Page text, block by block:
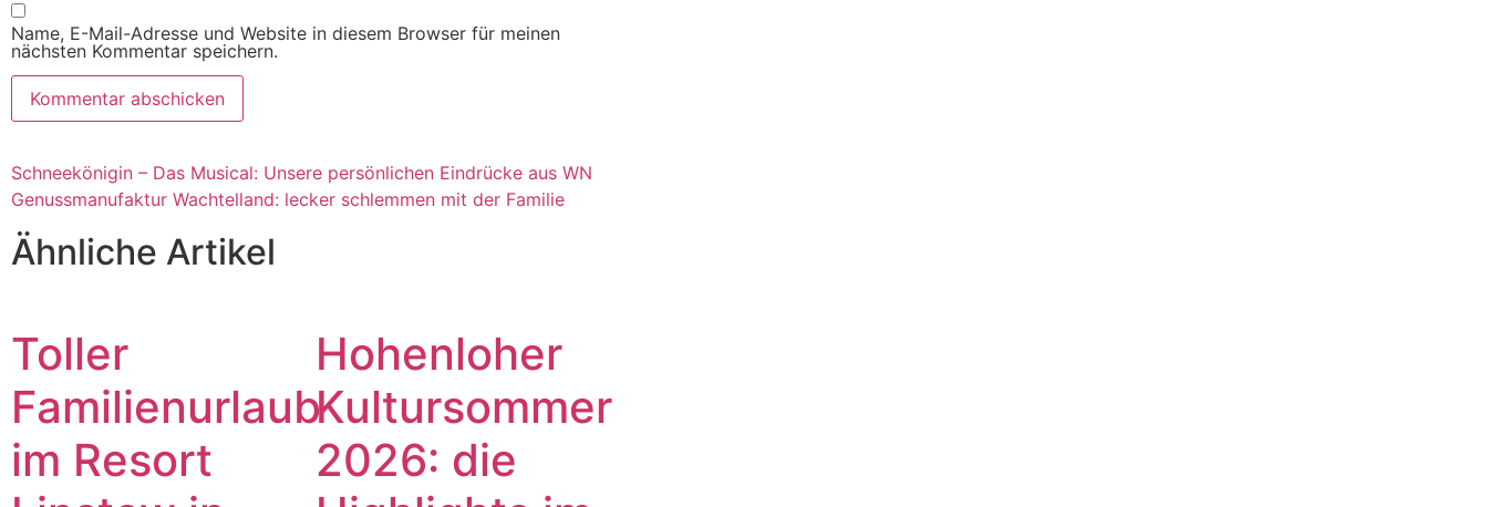
Name, E-Mail-Adresse und Website in diesem Browser für meinen
nächsten Kommentar speichern.
Schneekönigin – Das Musical: Unsere persönlichen Eindrücke aus WN
Genussmanufaktur Wachtelland: lecker schlemmen mit der Familie
Ähnliche Artikel
Toller
Familienurlaub
im Resort
Hohenloher
Kultursommer
2026: die